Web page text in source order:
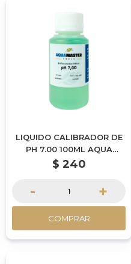
LIQUIDO CALIBRADOR DE
PH 7.00 100ML AQUA
MASTER TOOLS
$ 240
- +
COMPRAR